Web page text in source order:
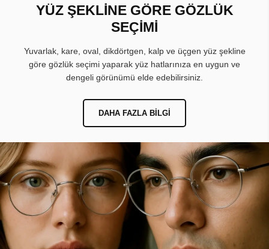
YÜZ ŞEKLİNE GÖRE GÖZLÜK
SEÇİMİ
Yuvarlak, kare, oval, dikdörtgen, kalp ve üçgen yüz şekline
göre gözlük seçimi yaparak yüz hatlarınıza en uygun ve
dengeli görünümü elde edebilirsiniz.
DAHA FAZLA BILGI